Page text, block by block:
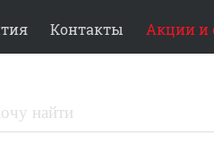
Контакты Акции и